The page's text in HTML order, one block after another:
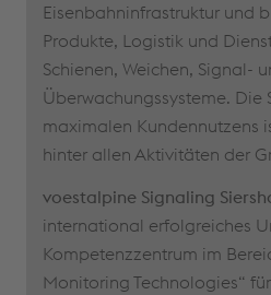
Eisenbahninfrastruktur und
Produkte, Logistik und
Schienen, Weichen, Signal-
Überwachungssysteme. Die
maximalen Kundennutzens
hinter allen Aktivitäten der
voestalpine Signaling
international erfolgreiches
Kompetenzzentrum im
Monitoring Technologies“